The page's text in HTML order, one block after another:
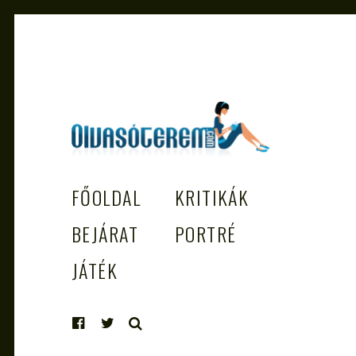
EGÉSZSÉGES OLVASÁS TÁMOGATÓJA
FŐOLDAL
KRITIKÁK
BEJÁRAT
PORTRÉ
JÁTÉK